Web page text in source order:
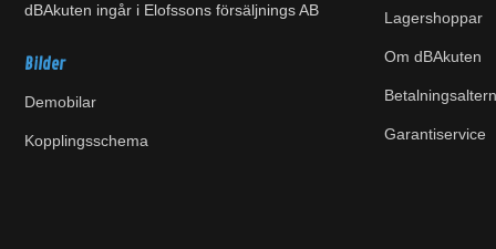
dBAkuten ingår i Elofssons försäljnings AB
Bilder
Demobilar
Kopplingsschema
Lagershoppar
Om dBAkuten
Garantiservice